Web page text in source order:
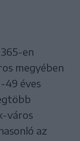
en
megyében
49 éves
város
az